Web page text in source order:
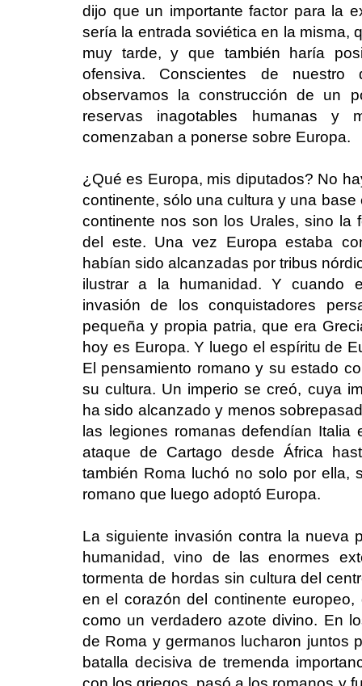
dijo que un importante factor para la
sería la entrada soviética en la misma,
muy tarde, y que también haría
ofensiva. Conscientes de nuestro
observamos la construcción de un
reservas inagotables humanas y
comenzaban a ponerse sobre Europa.
¿Qué es Europa, mis diputados? No
continente, sólo una cultura y una
continente nos son los Urales, sino la
del este. Una vez Europa estaba
habían sido alcanzadas por tribus
ilustrar a la humanidad. Y cuando
invasión de los conquistadores
pequeña y propia patria, que era
hoy es Europa. Y luego el espíritu de
El pensamiento romano y su estado
su cultura. Un imperio se creó, cuya
ha sido alcanzado y menos
las legiones romanas defendían
ataque de Cartago desde África
también Roma luchó no solo por ella,
romano que luego adoptó Europa.
La siguiente invasión contra la nueva
humanidad, vino de las enormes
tormenta de hordas sin cultura del
en el corazón del continente
como un verdadero azote divino. En
de Roma y germanos lucharon juntos
batalla decisiva de tremenda